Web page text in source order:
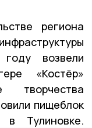
региона
возвели
«Костёр»
пищеблок
Тулиновке.